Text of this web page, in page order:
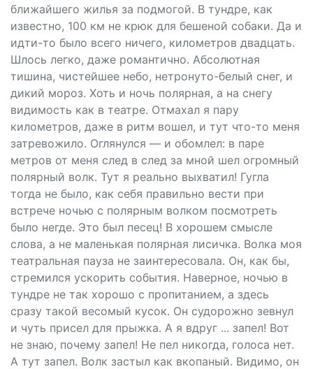
ближайшего жилья за подмогой. В тундре, как
известно, 100 км не крюк для бешеной собаки. Да и
идти-то было всего ничего, километров двадцать.
Шлось легко, даже романтично. Абсолютная
тишина, чистейшее небо, нетронуто-белый снег, и
дикий мороз. Хоть и ночь полярная, а на снегу
видимость как в театре. Отмахал я пару
километров, даже в ритм вошел, и тут что-то меня
затревожило. Оглянулся — и обомлел: в паре
метров от меня след в след за мной шел огромный
полярный волк. Тут я реально выхватил! Гугла
тогда не было, как себя правильно вести при
встрече ночью с полярным волком посмотреть
было негде. Это был песец! В хорошем смысле
слова, а не маленькая полярная лисичка. Волка моя
театральная пауза не заинтересовала. Он, как бы,
стремился ускорить события. Наверное, ночью в
тундре не так хорошо с пропитанием, а здесь
сразу такой весомый кусок. Он судорожно зевнул
и чуть присел для прыжка. А я вдруг ... запел! Вот
не знаю, почему запел! Не пел никогда, голоса нет.
А тут запел. Волк застыл как вкопаный. Видимо, он